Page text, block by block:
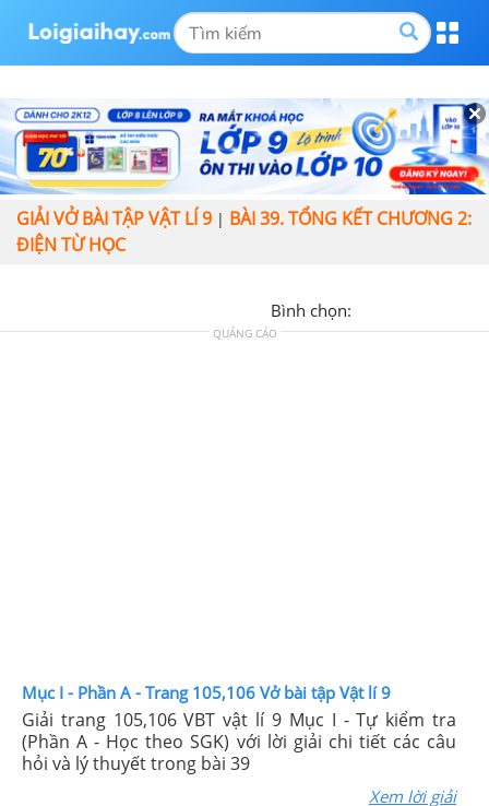
GIẢI VỞ BÀI TẬP VẬT LÍ 9 | BÀI 39. TỔNG KẾT CHƯƠNG 2:
ĐIỆN TỪ HỌC
Bình chọn:
QUẢNG CÁO
Mục I - Phần A - Trang 105,106 Vở bài tập Vật lí 9
Giải trang 105,106 VBT vật lí 9 Mục I - Tự kiểm tra
(Phần A - Học theo SGK) với lời giải chi tiết các câu
hỏi và lý thuyết trong bài 39
Xem lời giải